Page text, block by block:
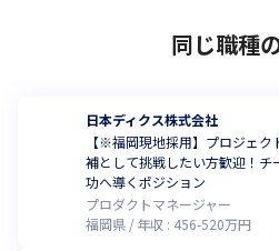
同じ職種
日本ディクス株式会社
【※福岡現地採用】プロジェ
補として挑戦したい方歓迎！
功へ導くポジション
プロダクトマネージャー
福岡県
年収 : 456-520万円